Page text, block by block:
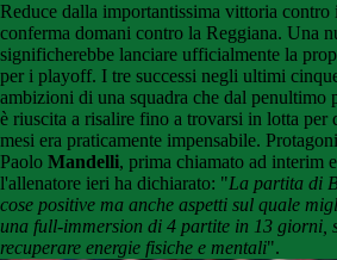
Reduce dalla importantissima vittoria contro
conferma domani contro la Reggiana. Una
significherebbe lanciare ufficialmente la
per i playoff. I tre successi negli ultimi
ambizioni di una squadra che dal penultimo
è riuscita a risalire fino a trovarsi in lotta per
mesi era praticamente impensabile.
Paolo Mandelli, prima chiamato ad interim
l'allenatore ieri ha dichiarato: "La partita di
cose positive ma anche aspetti sul quale
una full-immersion di 4 partite in 13 giorni,
recuperare energie fisiche e mentali".